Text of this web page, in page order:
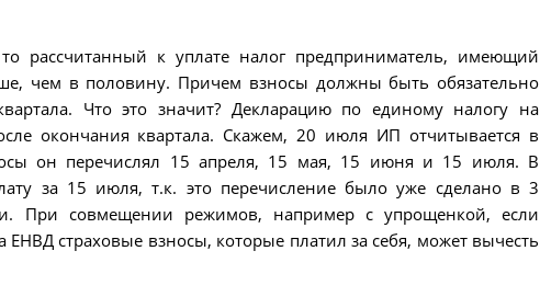
рассчитанный к уплате налог предприниматель, имеющий
чем в половину. Причем взносы должны быть обязательно
Что это значит? Декларацию по единому налогу на
окончания квартала. Скажем, 20 июля ИП отчитывается в
он перечислял 15 апреля, 15 мая, 15 июня и 15 июля. В
за 15 июля, т.к. это перечисление было уже сделано в 3
При совмещении режимов, например с упрощенкой, если
страховые взносы, которые платил за себя, может вычесть